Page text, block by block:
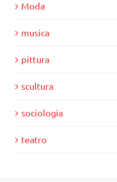
Moda
musica
pittura
scultura
sociologia
teatro